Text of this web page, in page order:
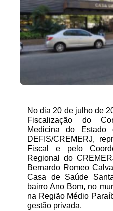
No dia 20 de julho de
Fiscalização do
Medicina do
DEFIS/CREMERJ,
Fiscal e pelo
Regional do
Bernardo Romeo
Casa de Saúde
bairro Ano Bom, no
na Região Médio
gestão privada.